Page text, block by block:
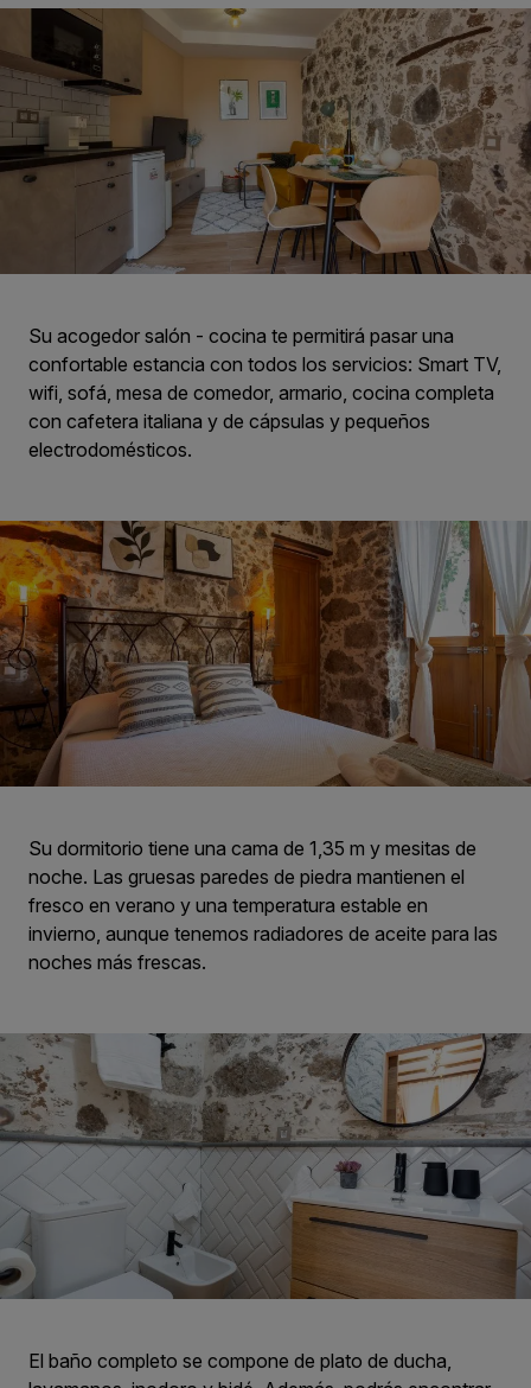
Su acogedor salón - cocina te permitirá pasar una
confortable estancia con todos los servicios: Smart TV,
wifi, sofá, mesa de comedor, armario, cocina completa
con cafetera italiana y de cápsulas y pequeños
electrodomésticos.
Su dormitorio tiene una cama de 1,35 m y mesitas de
noche. Las gruesas paredes de piedra mantienen el
fresco en verano y una temperatura estable en
invierno, aunque tenemos radiadores de aceite para las
noches más frescas.
El baño completo se compone de plato de ducha,